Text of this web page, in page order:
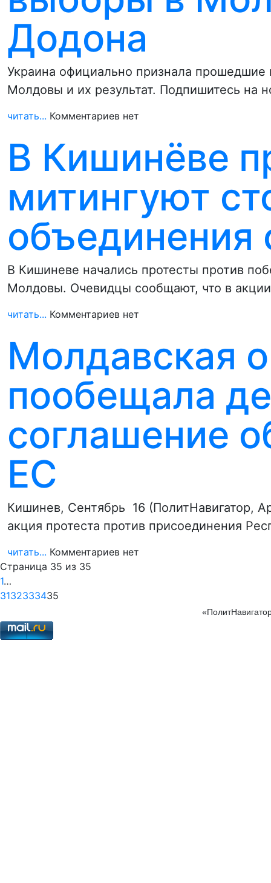
Додона
Украина официально признала
Молдовы и их результат. Подпишитесь на
читать... Комментариев нет
В Кишинёве
митингуют
В Кишиневе начались протесты против
Молдовы. Очевидцы сообщают, что в
читать... Комментариев нет
Молдавская
пообещала
соглашение
ЕС
Кишинев, Сентябрь 16 (ПолитНавигатор,
акция протеста против присоединения
читать... Комментариев нет
Страница 35 из 35
1…
3132333435